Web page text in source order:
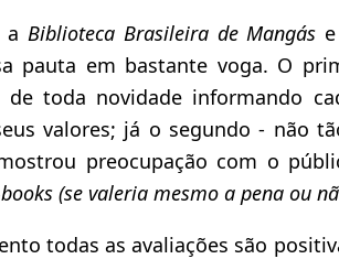
a Biblioteca Brasileira de Mangás
pauta em bastante voga. O
de toda novidade informando
valores; já o segundo - não
preocupação com o
(se valeria mesmo a pena ou
todas as avaliações são